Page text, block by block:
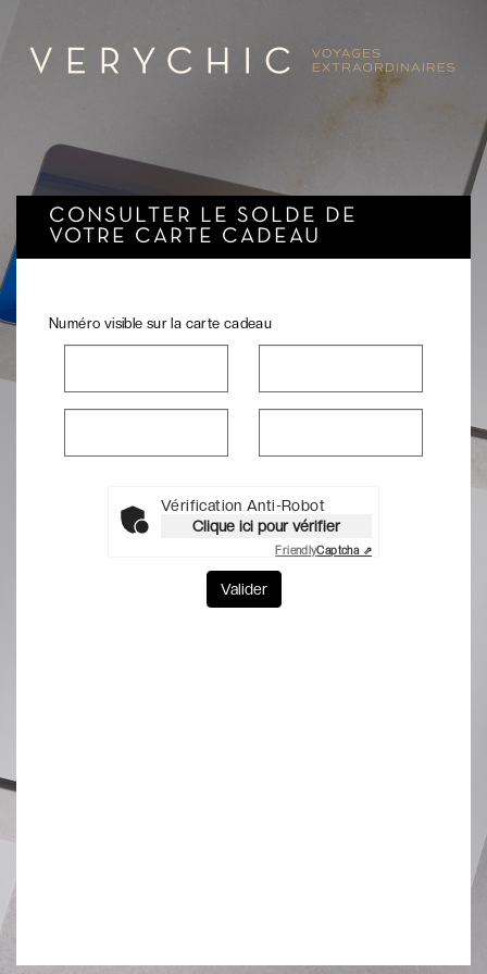
CONSULTER LE SOLDE DE
VOTRE CARTE CADEAU
Numéro visible sur la carte cadeau
Vérification Anti-Robot
Clique ici pour vérifier
FriendlyCaptcha ⇗